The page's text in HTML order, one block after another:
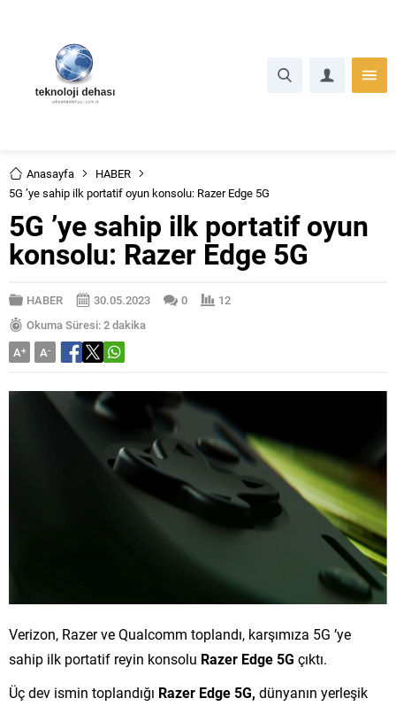
Anasayfa
HABER
5G ’ye sahip ilk portatif oyun konsolu: Razer Edge 5G
5G ’ye sahip ilk portatif oyun
konsolu: Razer Edge 5G
HABER 30.05.2023 0
12
Okuma Süresi: 2 dakika
A+ A-
Verizon, Razer ve Qualcomm toplandı, karşımıza 5G ’ye
sahip ilk portatif reyin konsolu Razer Edge 5G çıktı.
Üç dev ismin toplandığı Razer Edge 5G, dünyanın yerleşik